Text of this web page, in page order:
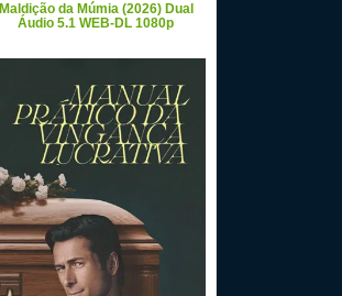
Maldição da Múmia (2026) Dual
Áudio 5.1 WEB-DL 1080p